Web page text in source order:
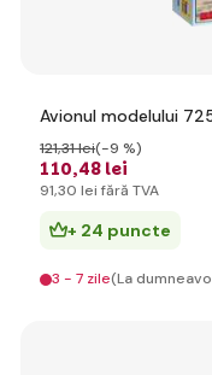
Avionul modelului
110,48 lei
121,31 lei(-9 %)
91,30 lei fără TVA
+ 24 puncte
3 - 7 zile(La